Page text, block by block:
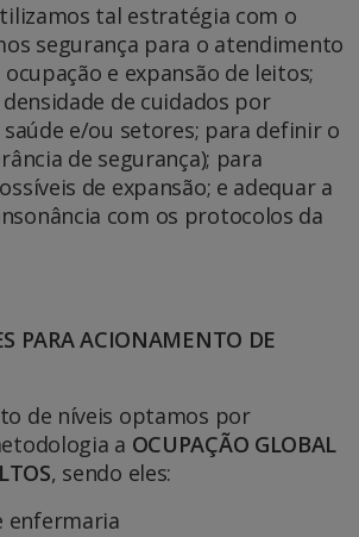
tal estratégia com o
segurança para o atendimento
e expansão de leitos;
de cuidados por
e/ou setores; para definir o
de segurança); para
de expansão; e adequar a
com os protocolos da
PARA ACIONAMENTO DE
de níveis optamos por
a OCUPAÇÃO GLOBAL
, sendo eles:
enfermaria